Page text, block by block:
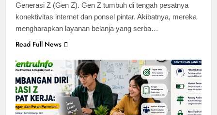
Generasi Z (Gen Z). Gen Z tumbuh di tengah pesatnya
konektivitas internet dan ponsel pintar. Akibatnya, mereka
mengharapkan layanan belanja yang serba…
Read Full News